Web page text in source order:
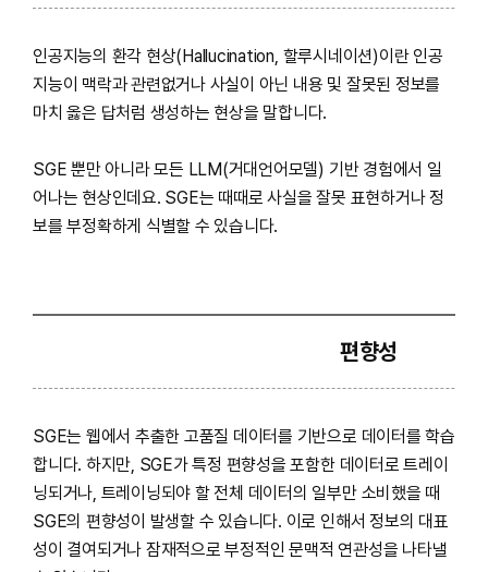
인공지능의 환각 현상(Hallucination, 할루시네이션)이란 인공
지능이 맥락과 관련없거나 사실이 아닌 내용 및 잘못된 정보를
마치 옳은 답처럼 생성하는 현상을 말합니다.
SGE 뿐만 아니라 모든 LLM(거대언어모델) 기반 경험에서 일
어나는 현상인데요. SGE는 때때로 사실을 잘못 표현하거나 정
보를 부정확하게 식별할 수 있습니다.
편향성
SGE는 웹에서 추출한 고품질 데이터를 기반으로 데이터를 학습
합니다. 하지만, SGE가 특정 편향성을 포함한 데이터로 트레이
닝되거나, 트레이닝되야 할 전체 데이터의 일부만 소비했을 때
SGE의 편향성이 발생할 수 있습니다. 이로 인해서 정보의 대표
성이 결여되거나 잠재적으로 부정적인 문맥적 연관성을 나타낼